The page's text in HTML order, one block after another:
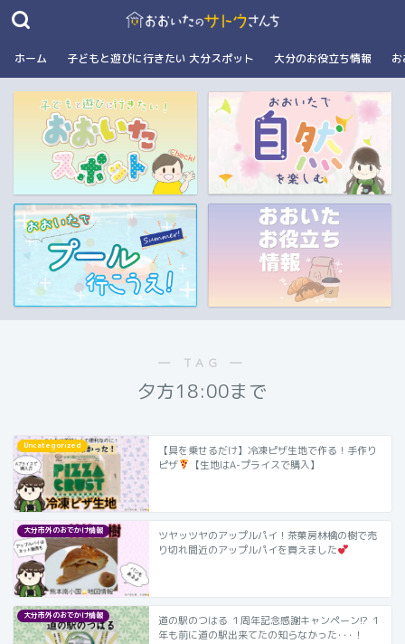
ホーム 子どもと遊びに行きたい 大分スポット 大分のお役立ち情報
― TAG ―
夕方18:00まで
Uncategorized
【具を乗せるだけ】冷凍ピザ生地で作る！手作り
ピザ
【生地はA-プライスで購入】
大分市外のおでかけ情報
ツヤッツヤのアップルパイ！茶菓房林檎の樹で売
り切れ間近のアップルパイを買えました
大分市外のおでかけ情報
道の駅のつはる １周年記念感謝キャンペーン!? １
年も前に道の駅出来てたの知らなかった･･･！